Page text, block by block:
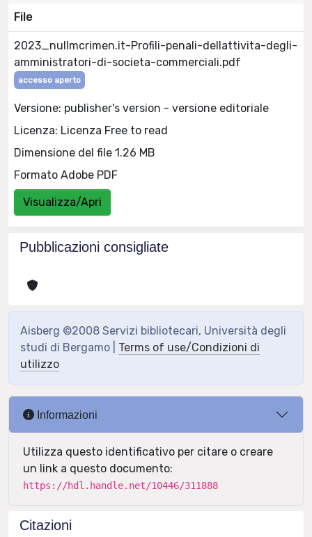
File
2023_nullmcrimen.it-Profili-penali-dellattivita-degli-
amministratori-di-societa-commerciali.pdf
accesso aperto
Versione: publisher's version - versione editoriale
Licenza: Licenza Free to read
Dimensione del file 1.26 MB
Formato Adobe PDF
Visualizza/Apri
Pubblicazioni consigliate
Aisberg ©2008 Servizi bibliotecari, Università degli
studi di Bergamo | Terms of use/Condizioni di
utilizzo
Informazioni
Utilizza questo identificativo per citare o creare
un link a questo documento:
https://hdl.handle.net/10446/311888
Citazioni